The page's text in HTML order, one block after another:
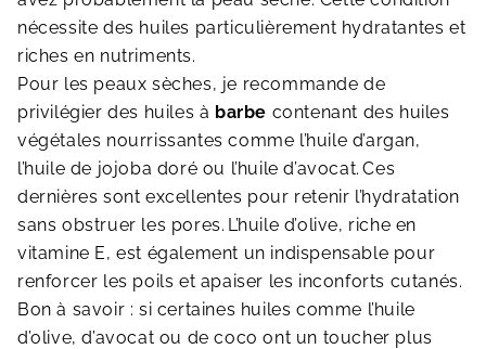
nécessite des huiles particulièrement hydratantes et
riches en nutriments.
Pour les peaux sèches, je recommande de
privilégier des huiles à barbe contenant des huiles
végétales nourrissantes comme l’huile d’argan,
l’huile de jojoba doré ou l’huile d’avocat. Ces
dernières sont excellentes pour retenir l’hydratation
sans obstruer les pores. L’huile d’olive, riche en
vitamine E, est également un indispensable pour
renforcer les poils et apaiser les inconforts cutanés.
Bon à savoir : si certaines huiles comme l’huile
d’olive, d’avocat ou de coco ont un toucher plus